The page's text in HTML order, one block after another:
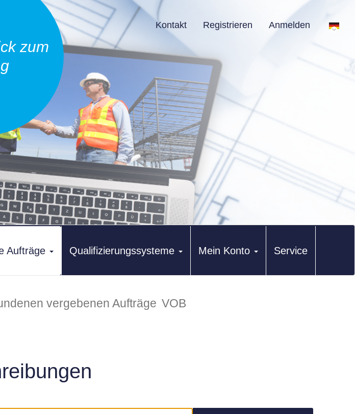
zum
Kontakt Registrieren Anmelden
Aufträge Qualifizierungssysteme Mein Konto Service
vergebenen Aufträge VOB